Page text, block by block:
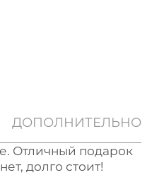
ДОПОЛНИТЕЛЬНО
Отличный подарок
долго стоит!